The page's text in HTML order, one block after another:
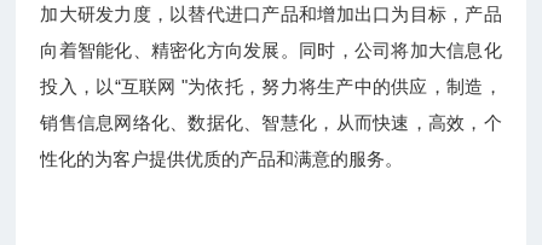
加大研发力度，以替代进口产品和增加出口为目标，产品
向着智能化、精密化方向发展。同时，公司将加大信息化
投入，以“互联网 "为依托，努力将生产中的供应，制造，
销售信息网络化、数据化、智慧化，从而快速，高效，个
性化的为客户提供优质的产品和满意的服务。